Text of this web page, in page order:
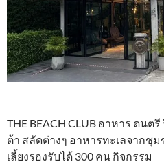
THE BEACH CLUB อาหาร ดน
ต้า สลัดต่างๆ อาหารทะเลจากชุ
เลี้ยงรองรับได้ 300 คน กิจกรรม